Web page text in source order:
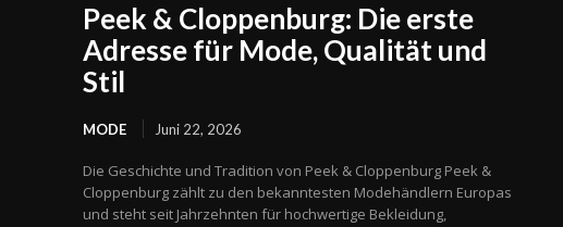
Peek & Cloppenburg: Die erste
Adresse für Mode, Qualität und
Stil
MODE Juni 22, 2026
Die Geschichte und Tradition von Peek & Cloppenburg Peek &
Cloppenburg zählt zu den bekanntesten Modehändlern Europas
und steht seit Jahrzehnten für hochwertige Bekleidung,